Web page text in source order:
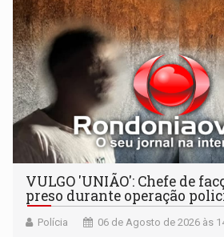
VULGO 'UNIÃO': Chefe de
preso durante operação
Polícia 06 de Agosto de 2026 às